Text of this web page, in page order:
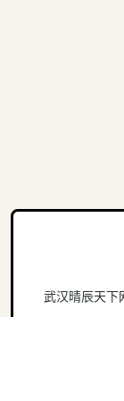
武汉晴辰天下